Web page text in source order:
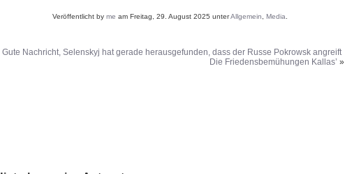
Veröffentlicht by me am Freitag, 29. August 2025 unterAllgemein, Media.
Gute Nachricht, Selenskyj hat gerade herausgefunden, dass der Russe Pokrowsk angreift
Die Friedensbemühungen Kallas’ »